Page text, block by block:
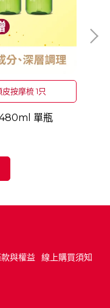
按摩梳 1只
單瓶
與權益 線上購買須知